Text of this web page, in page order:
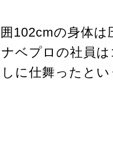
102cmの身体は
ベプロの社員
に仕舞ったとい